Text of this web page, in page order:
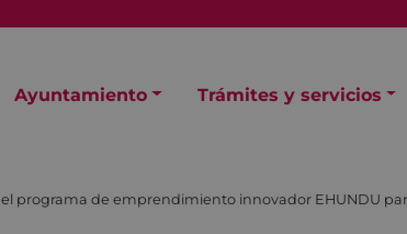
Ayuntamiento Trámites y servicios
programa de emprendimiento innovador EHUNDU